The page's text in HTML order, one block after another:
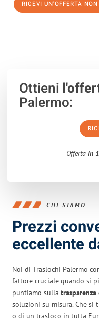
RICEVI UN'OFFERTA
Ottieni
Palermo:
Offerta in
CHI SIAMO
Prezzi
eccellente
Noi di Traslochi Palermo
fattore cruciale quando si
puntiamo sulla
soluzioni su misura. Che si
o di un trasloco in tutta